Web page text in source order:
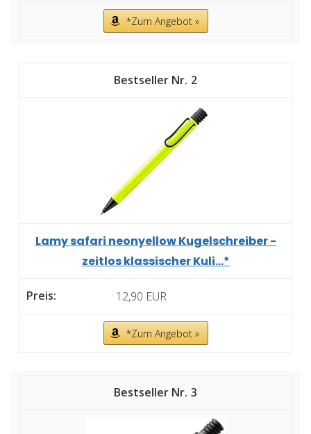
*Zum Angebot »
2
Lamy safari neonyellow Kugelschreiber -
zeitlos klassischer Kuli...*
12,90 EUR
*Zum Angebot »
3